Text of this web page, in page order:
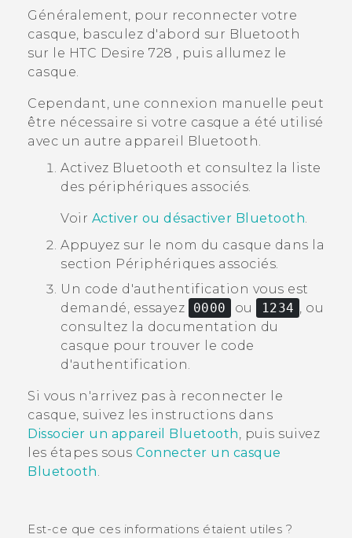
Généralement, pour reconnecter votre
casque, basculez d'abord sur Bluetooth
sur le HTC Desire 728 , puis allumez le
casque.
Cependant, une connexion manuelle peut
être nécessaire si votre casque a été utilisé
avec un autre appareil
Bluetooth.
Activez Bluetooth et consultez la liste
des périphériques associés.
Voir Activer ou désactiver Bluetooth.
Appuyez sur le nom du casque dans la
section Périphériques associés.
Un code d'authentification vous est
demandé, essayez
0000 ou 1234 , ou
consultez la documentation du
casque pour trouver le code
d'authentification.
Si vous n'arrivez pas à reconnecter le
casque, suivez les instructions dans
Dissocier un appareil Bluetooth, puis suivez
les étapes sous Connecter un casque
Bluetooth.
Est-ce que ces informations étaient utiles ?